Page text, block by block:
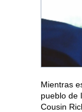
Mientras
pueblo de
Cousin